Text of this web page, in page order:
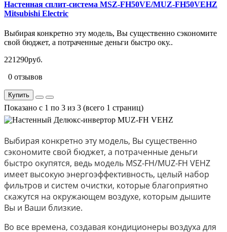
Настенная сплит-система MSZ-FH50VE/MUZ-FH50VEHZ
Mitsubishi Electric
Выбирая конкретно эту модель, Вы существенно сэкономите
свой бюджет, а потраченные деньги быстро оку..
221290руб.
0 отзывов
Купить
Показано с 1 по 3 из 3 (всего 1 страниц)
Выбирая конкретно эту модель, Вы существенно
сэкономите свой бюджет, а потраченные деньги
быстро окупятся, ведь модель MSZ-FH/MUZ-FH VEHZ
имеет высокую энергоэффективность, целый набор
фильтров и систем очистки, которые благоприятно
скажутся на окружающем воздухе, которым дышите
Вы и Ваши близкие.
Во все времена, создавая кондиционеры воздуха для